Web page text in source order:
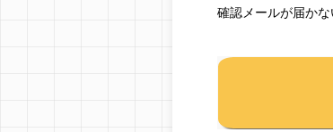
確認メールが届か